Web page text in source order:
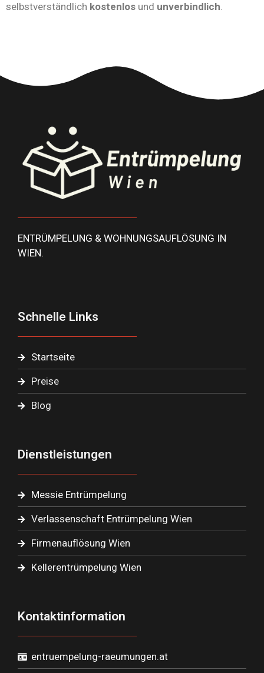
selbstverständlich kostenlos und unverbindlich.
ENTRÜMPELUNG & WOHNUNGSAUFLÖSUNG IN
WIEN.
Schnelle Links
Startseite
Preise
Blog
Dienstleistungen
Messie Entrümpelung
Verlassenschaft Entrümpelung Wien
Firmenauflösung Wien
Kellerentrümpelung Wien
Kontaktinformation
entruempelung-raeumungen.at